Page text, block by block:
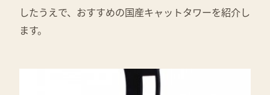
したうえで、おすすめの国産キャットタワーを紹介し
ます。